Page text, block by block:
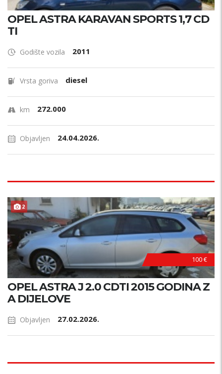
OPEL ASTRA KARAVAN SPORTS 1,7 CD
TI
Godište vozila 2011
Vrsta goriva diesel
km 272.000
Objavljen 24.04.2026.
2
100 €
OPEL ASTRA J 2.0 CDTI 2015 GODINA Z
A DIJELOVE
Objavljen 27.02.2026.